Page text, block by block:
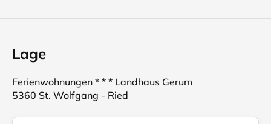
Lage
Ferienwohnungen * * * Landhaus Gerum
5360 St. Wolfgang - Ried